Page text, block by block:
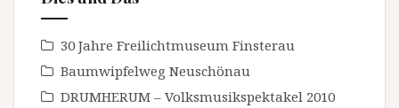
30 Jahre Freilichtmuseum Finsterau
Baumwipfelweg Neuschönau
DRUMHERUM – Volksmusikspektakel 2010